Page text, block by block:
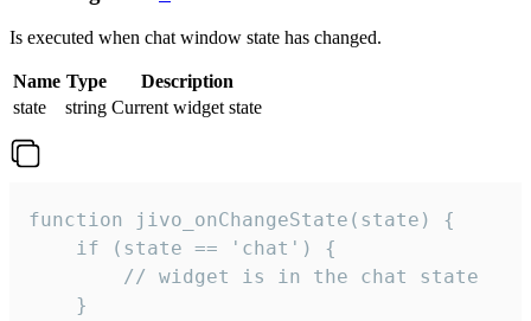
Is executed when chat window state has changed.
Name Type
Description
state
string Current widget state
function jivo_onChangeState(state) {
    if (state == 'chat') {
        // widget is in the chat state
    }